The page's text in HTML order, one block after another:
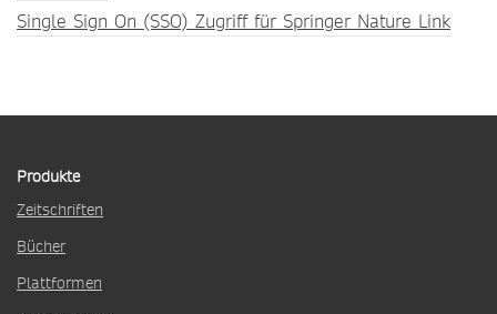
Single Sign On (SSO) Zugriff für Springer Nature Link
Produkte
Zeitschriften
Bücher
Plattformen